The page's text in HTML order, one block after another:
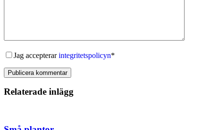
Jag accepterarintegritetspolicyn*
Publicera kommentar
Relaterade inlägg